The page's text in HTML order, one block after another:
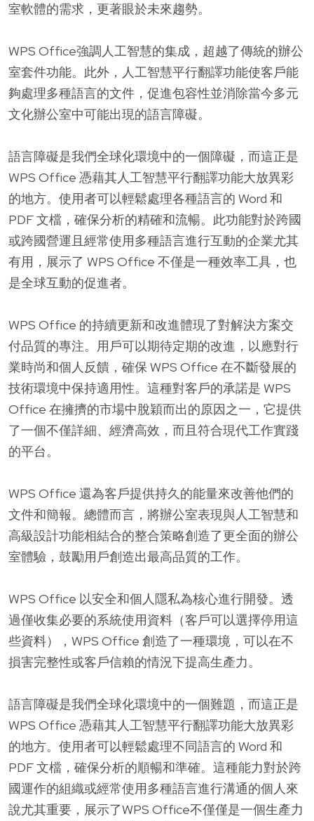
室軟體的需求，更著眼於未來趨勢。
WPS Office強調人工智慧的集成，超越了傳統的辦公
室套件功能。此外，人工智慧平行翻譯功能使客戶能
夠處理多種語言的文件，促進包容性並消除當今多元
文化辦公室中可能出現的語言障礙。
語言障礙是我們全球化環境中的一個障礙，而這正是
WPS Office 憑藉其人工智慧平行翻譯功能大放異彩
的地方。使用者可以輕鬆處理各種語言的 Word 和
PDF 文檔，確保分析的精確和流暢。此功能對於跨國
或跨國營運且經常使用多種語言進行互動的企業尤其
有用，展示了 WPS Office 不僅是一種效率工具，也
是全球互動的促進者。
WPS Office 的持續更新和改進體現了對解決方案交
付品質的專注。用戶可以期待定期的改進，以應對行
業時尚和個人反饋，確保 WPS Office 在不斷發展的
技術環境中保持適用性。這種對客戶的承諾是 WPS
Office 在擁擠的市場中脫穎而出的原因之一，它提供
了一個不僅詳細、經濟高效，而且符合現代工作實踐
的平台。
WPS Office 還為客戶提供持久的能量來改善他們的
文件和簡報。總體而言，將辦公室表現與人工智慧和
高級設計功能相結合的整合策略創造了更全面的辦公
室體驗，鼓勵用戶創造出最高品質的工作。
WPS Office 以安全和個人隱私為核心進行開發。透
過僅收集必要的系統使用資料（客戶可以選擇停用這
些資料），WPS Office 創造了一種環境，可以在不
損害完整性或客戶信賴的情況下提高生產力。
語言障礙是我們全球化環境中的一個難題，而這正是
WPS Office 憑藉其人工智慧平行翻譯功能大放異彩
的地方。使用者可以輕鬆處理不同語言的 Word 和
PDF 文檔，確保分析的順暢和準確。這種能力對於跨
國運作的組織或經常使用多種語言進行溝通的個人來
說尤其重要，展示了WPS Office不僅僅是一個生產力